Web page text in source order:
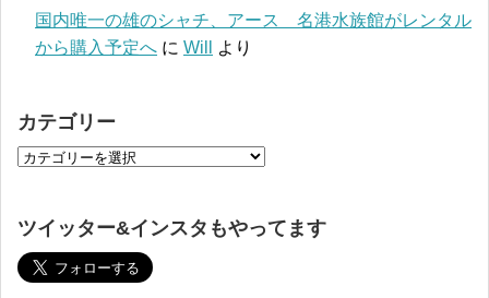
国内唯一の雄のシャチ、アース 名港水族館がレンタル
から購入予定へ に Will より
カテゴリー
ツイッター&インスタもやってます